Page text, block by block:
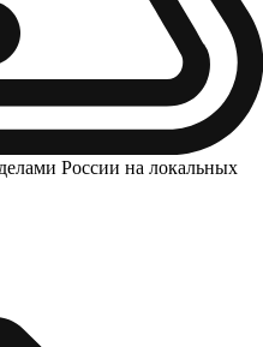
России на локальных